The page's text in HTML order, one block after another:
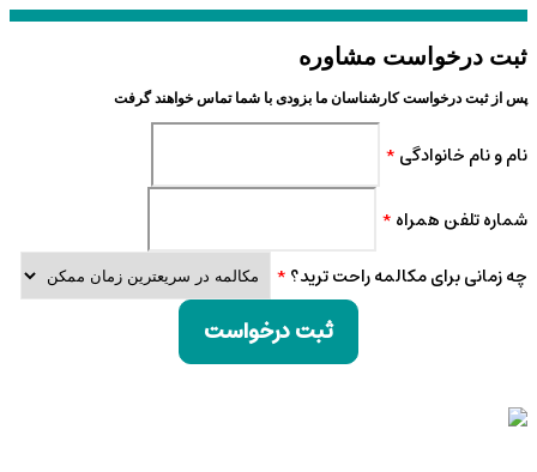
ثبت درخواست مشاوره
پس از ثبت درخواست کارشناسان ما بزودی با شما تماس خواهند گرفت
نام و نام خانوادگی *
شماره تلفن همراه *
چه زمانی برای مکالمه راحت ترید؟ *
ثبت درخواست